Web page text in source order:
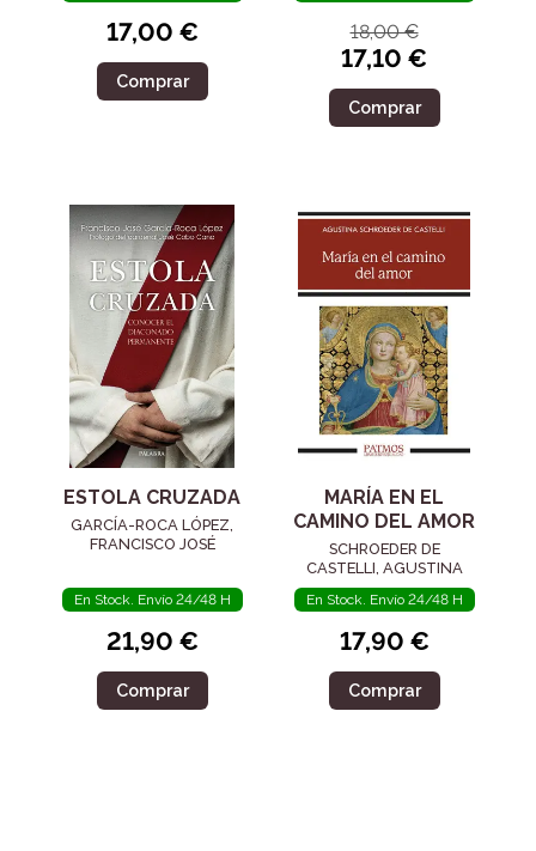
17,00 €
Comprar
18,00 €
17,10 €
Comprar
ESTOLA CRUZADA
GARCÍA-ROCA LÓPEZ,
FRANCISCO JOSÉ
En Stock. Envío 24/48 H
21,90 €
Comprar
MARÍA EN EL
CAMINO DEL AMOR
SCHROEDER DE
CASTELLI, AGUSTINA
En Stock. Envío 24/48 H
17,90 €
Comprar